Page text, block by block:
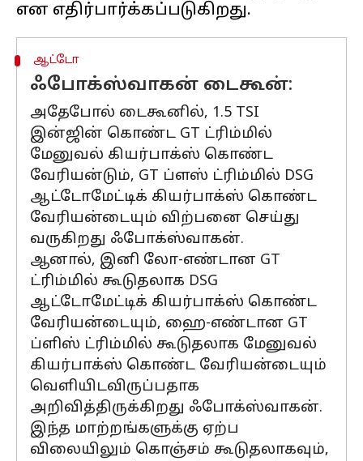
ஆட்டோ
ஃபோக்ஸ்வாகன் டைகூன்:
அதேபோல் டைகூனில், 1.5 TSI
இன்ஜின் கொண்ட GT ட்ரிம்மில்
மேனுவல் கியர்பாக்ஸ் கொண்ட
வேரியன்டும், GT ப்ளஸ் ட்ரிம்மில் DSG
ஆட்டோமேட்டிக் கியர்பாக்ஸ் கொண்ட
வேரியன்டையும் விற்பனை செய்து
வருகிறது ஃபோக்ஸ்வாகன்.
ஆனால், இனி லோ-எண்டான GT
ட்ரிம்மில் கூடுதலாக DSG
ஆட்டோமேட்டிக் கியர்பாக்ஸ் கொண்ட
வேரியன்டையும், ஹை-எண்டான GT
ப்ளிஸ் ட்ரிம்மில் கூடுதலாக மேனுவல்
கியர்பாக்ஸ் கொண்ட வேரியன்டையும்
வெளியிடவிருப்பதாக
அறிவித்திருக்கிறது ஃபோக்ஸ்வாகன்.
இந்த மாற்றங்களுக்கு ஏற்ப
விலையிலும் கொஞ்சம் கூடுதலாகவும்,